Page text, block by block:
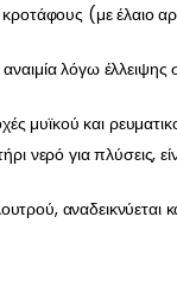
(με έλαιο
λόγω έλλειψης
μυϊκού και
νερό για πλύσεις,
αναδεικνύεται